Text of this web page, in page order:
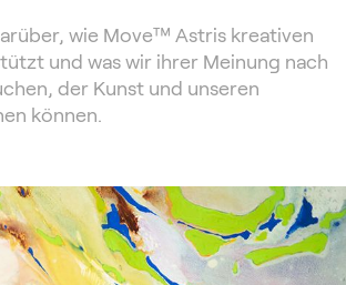
wie Move™ Astris kreativen
und was wir ihrer Meinung nach
der Kunst und unseren
können.